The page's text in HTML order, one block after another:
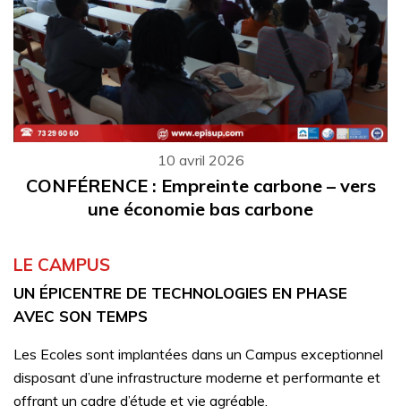
10 avril 2026
CONFÉRENCE : Empreinte carbone – vers
une économie bas carbone
LE CAMPUS
UN ÉPICENTRE DE TECHNOLOGIES EN PHASE
AVEC SON TEMPS
Les Ecoles sont implantées dans un Campus exceptionnel
disposant d’une infrastructure moderne et performante et
offrant un cadre d’étude et vie agréable.